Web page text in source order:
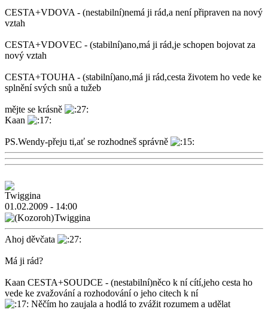
CESTA+VDOVA - (nestabilní)nemá ji rád,a není připraven na nový
vztah
CESTA+VDOVEC - (stabilní)ano,má ji rád,je schopen bojovat za
nový vztah
CESTA+TOUHA - (stabilní)ano,má ji rád,cesta životem ho vede ke
splnění svých snů a tužeb
mějte se krásně
Kaan
PS.Wendy-přeju ti,ať se rozhodneš správně
01.02.2009 - 14:00
Twiggina
Ahoj děvčata
Má ji rád?
Kaan CESTA+SOUDCE - (nestabilní)něco k ní cítí,jeho cesta ho
vede ke zvažování a rozhodování o jeho citech k ní
Něčím ho zaujala a hodlá to zvážit rozumem a udělat